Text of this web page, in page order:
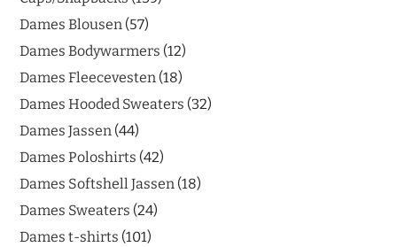
Dames Blousen 57
Dames Bodywarmers 12
Dames Fleecevesten 18
Dames Hooded Sweaters 32
Dames Jassen 44
Dames Poloshirts 42
Dames Softshell Jassen 18
Dames Sweaters 24
Dames t-shirts 101